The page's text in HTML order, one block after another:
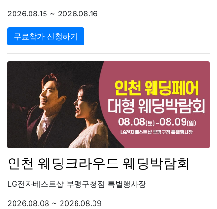
2026.08.15 ~ 2026.08.16
무료참가 신청하기
인천 웨딩크라우드 웨딩박람회
LG전자베스트샵 부평구청점 특별행사장
2026.08.08 ~ 2026.08.09